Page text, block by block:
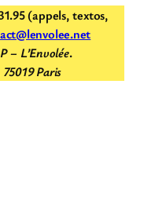
(appels, textos,
– L’Envolée.
Paris